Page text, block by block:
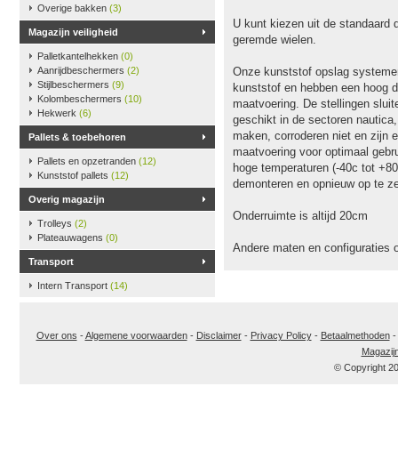
Overige bakken (3)
Magazijn veiligheid
Palletkantelhekken (0)
Aanrijdbeschermers (2)
Stijlbeschermers (9)
Kolombeschermers (10)
Hekwerk (6)
Pallets & toebehoren
Pallets en opzetranden (12)
Kunststof pallets (12)
Overig magazijn
Trolleys (2)
Plateauwagens (0)
Transport
Intern Transport (14)
U kunt kiezen uit de standaard
geremde wielen.
Onze kunststof opslag
kunststof en hebben een hoog
maatvoering. De stellingen
geschikt in de sectoren
maken, corroderen niet en zijn
maatvoering voor optimaal
hoge temperaturen (-40c tot
demonteren en opnieuw op te
Onderruimte is altijd 20cm
Andere maten en configuraties
Over ons -Algemene voorwaarden- Disclaimer- Privacy Policy- Betaalmethoden-
© Copyright